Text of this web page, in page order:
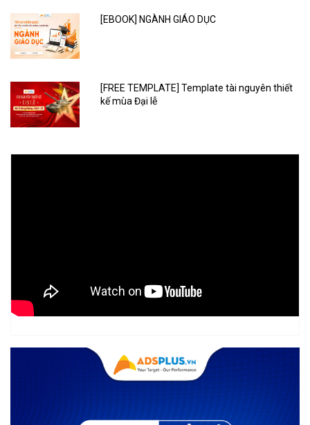
[EBOOK] NGÀNH GIÁO DỤC
[FREE TEMPLATE] Template tài nguyên thiết
kế mùa Đại lễ